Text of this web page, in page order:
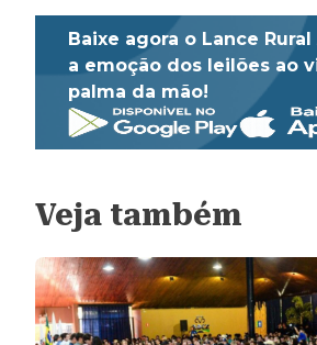
Baixe agora o Lance
a emoção dos leilões ao
palma da mão!
Veja também